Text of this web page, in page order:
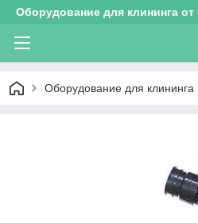
Оборудование для клининга от
Оборудование для клининга